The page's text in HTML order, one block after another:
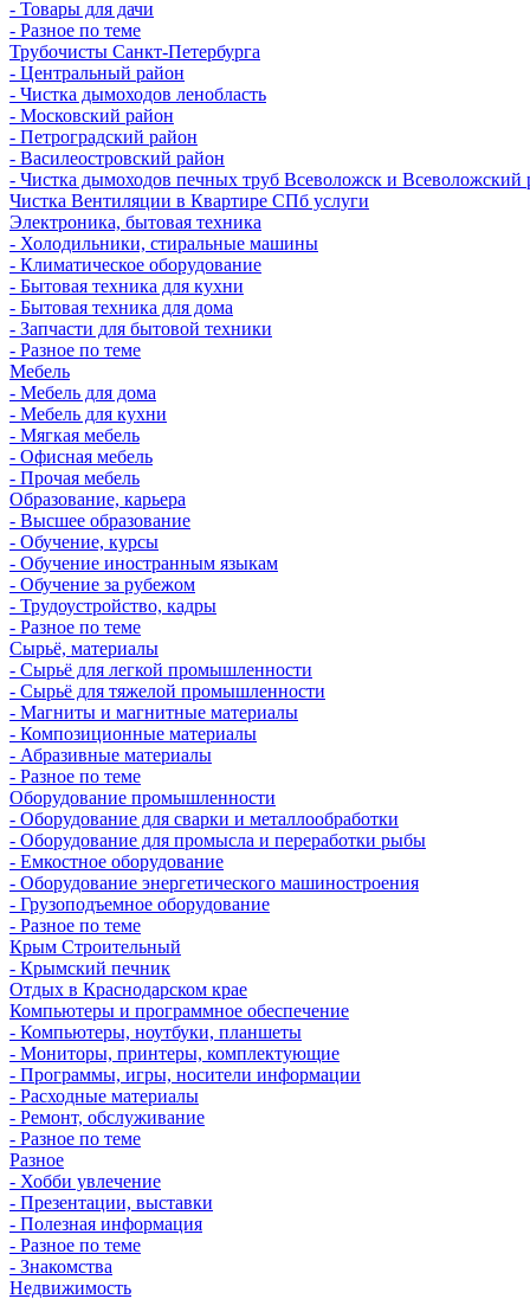
- Товары для дачи
- Разное по теме
Трубочисты Санкт-Петербурга
- Центральный район
- Чистка дымоходов ленобласть
- Московский район
- Петроградский район
- Василеостровский район
- Чистка дымоходов печных труб Всеволожск и Всеволожский
Чистка Вентиляции в Квартире СПб услуги
Электроника, бытовая техника
- Холодильники, стиральные машины
- Климатическое оборудование
- Бытовая техника для кухни
- Бытовая техника для дома
- Запчасти для бытовой техники
- Разное по теме
Мебель
- Мебель для дома
- Мебель для кухни
- Мягкая мебель
- Офисная мебель
- Прочая мебель
Образование, карьера
- Высшее образование
- Обучение, курсы
- Обучение иностранным языкам
- Обучение за рубежом
- Трудоустройство, кадры
- Разное по теме
Сырьё, материалы
- Сырьё для легкой промышленности
- Сырьё для тяжелой промышленности
- Магниты и магнитные материалы
- Композиционные материалы
- Абразивные материалы
- Разное по теме
Оборудование промышленности
- Оборудование для сварки и металлообработки
- Оборудование для промысла и переработки рыбы
- Емкостное оборудование
- Оборудование энергетического машиностроения
- Грузоподъемное оборудование
- Разное по теме
Крым Строительный
- Крымский печник
Отдых в Краснодарском крае
Компьютеры и программное обеспечение
- Компьютеры, ноутбуки, планшеты
- Мониторы, принтеры, комплектующие
- Программы, игры, носители информации
- Расходные материалы
- Ремонт, обслуживание
- Разное по теме
Разное
- Хобби увлечение
- Презентации, выставки
- Полезная информация
- Разное по теме
- Знакомства
Недвижимость